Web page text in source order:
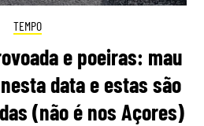
TEMPO
e poeiras: mau
data e estas são
(não é nos Açores)